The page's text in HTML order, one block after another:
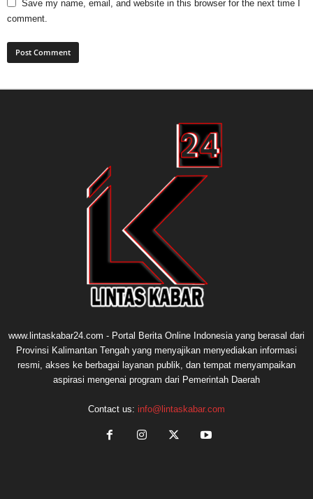
Save my name, email, and website in this browser for the next time I
comment.
www.lintaskabar24.com - Portal Berita Online Indonesia yang berasal dari
Provinsi Kalimantan Tengah yang menyajikan menyediakan informasi
resmi, akses ke berbagai layanan publik, dan tempat menyampaikan
aspirasi mengenai program dari Pemerintah Daerah
Contact us: info@lintaskabar.com